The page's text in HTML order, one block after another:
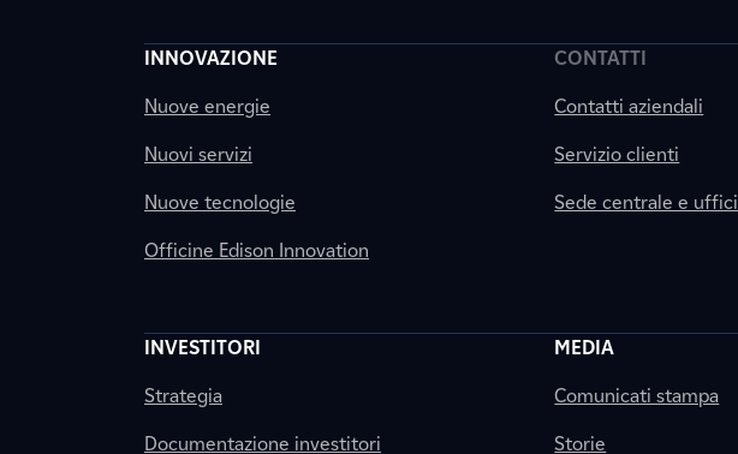
INNOVAZIONE
Nuove energie
Nuovi servizi
Nuove tecnologie
Officine Edison Innovation
CONTATTI
Contatti aziendali
Servizio clienti
Sede centrale e uffici
INVESTITORI
Strategia
Documentazione investitori
MEDIA
Comunicati stampa
Storie